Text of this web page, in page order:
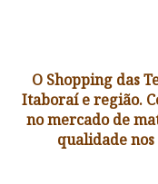
O Shopping das
Itaboraí e região.
no mercado de
qualidade